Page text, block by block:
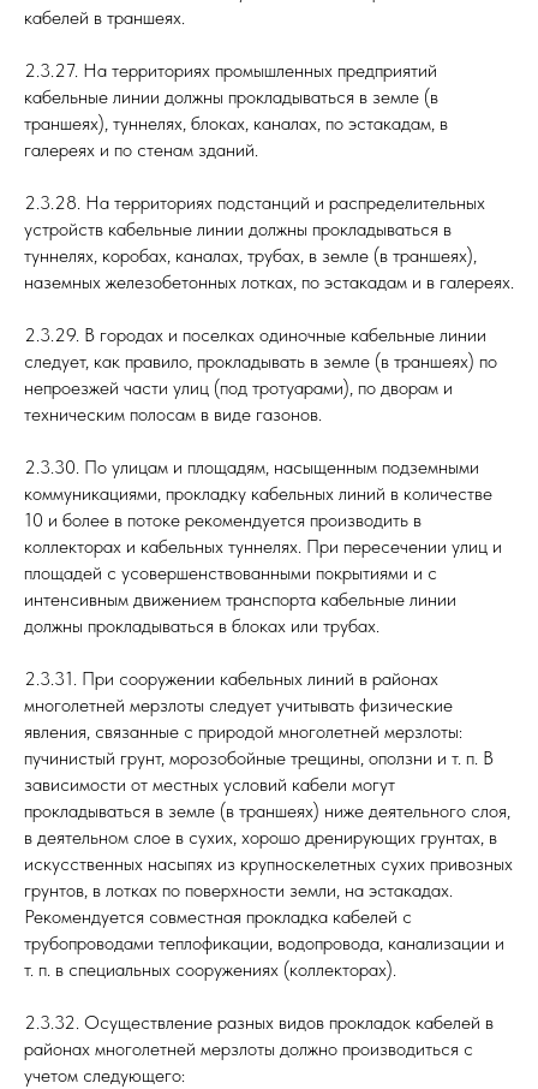
кабелей в траншеях.
2.3.27. На территориях промышленных предприятий
кабельные линии должны прокладываться в земле (в
траншеях), туннелях, блоках, каналах, по эстакадам, в
галереях и по стенам зданий.
2.3.28. На территориях подстанций и распределительных
устройств кабельные линии должны прокладываться в
туннелях, коробах, каналах, трубах, в земле (в траншеях),
наземных железобетонных лотках, по эстакадам и в галереях.
2.3.29. В городах и поселках одиночные кабельные линии
следует, как правило, прокладывать в земле (в траншеях) по
непроезжей части улиц (под тротуарами), по дворам и
техническим полосам в виде газонов.
2.3.30. По улицам и площадям, насыщенным подземными
коммуникациями, прокладку кабельных линий в количестве
10 и более в потоке рекомендуется производить в
коллекторах и кабельных туннелях. При пересечении улиц и
площадей с усовершенствованными покрытиями и с
интенсивным движением транспорта кабельные линии
должны прокладываться в блоках или трубах.
2.3.31. При сооружении кабельных линий в районах
многолетней мерзлоты следует учитывать физические
явления, связанные с природой многолетней мерзлоты:
пучинистый грунт, морозобойные трещины, оползни и т. п. В
зависимости от местных условий кабели могут
прокладываться в земле (в траншеях) ниже деятельного слоя,
в деятельном слое в сухих, хорошо дренирующих грунтах, в
искусственных насыпях из крупноскелетных сухих привозных
грунтов, в лотках по поверхности земли, на эстакадах.
Рекомендуется совместная прокладка кабелей с
трубопроводами теплофикации, водопровода, канализации и
т. п. в специальных сооружениях (коллекторах).
2.3.32. Осуществление разных видов прокладок кабелей в
районах многолетней мерзлоты должно производиться с
учетом следующего: